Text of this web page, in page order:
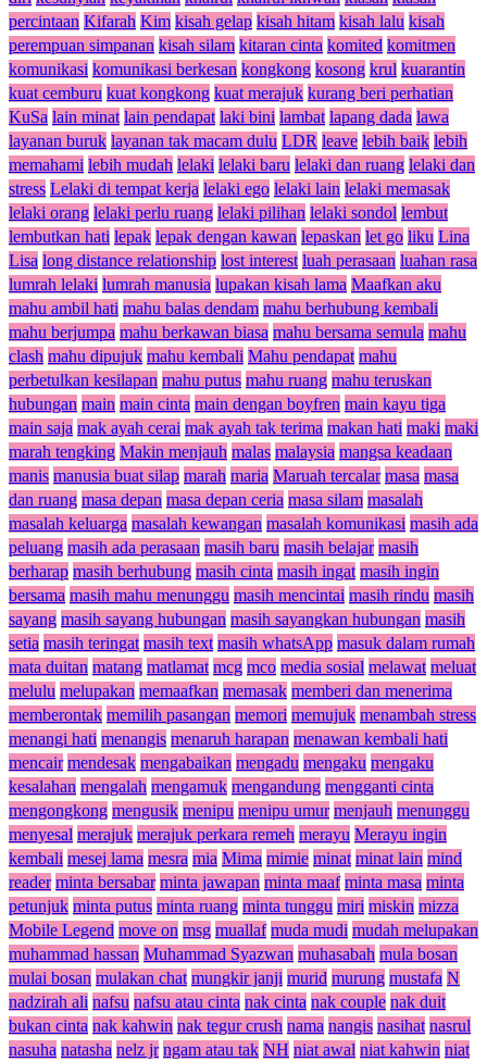
percintaan Kifarah Kim kisah gelap kisah hitam kisah lalu kisah
perempuan simpanan kisah silam kitaran cinta komited komitmen
komunikasi komunikasi berkesan kongkong kosong krul kuarantin
kuat cemburu kuat kongkong kuat merajuk kurang beri perhatian
KuSa lain minat lain pendapat laki bini lambat lapang dada lawa
layanan buruk layanan tak macam dulu LDR leave lebih baik lebih
memahami lebih mudah lelaki lelaki baru lelaki dan ruang lelaki dan
stress Lelaki di tempat kerja lelaki ego lelaki lain lelaki memasak
lelaki orang lelaki perlu ruang lelaki pilihan lelaki sondol lembut
lembutkan hati lepak lepak dengan kawan lepaskan let go liku Lina
Lisa long distance relationship lost interest luah perasaan luahan rasa
lumrah lelaki lumrah manusia lupakan kisah lama Maafkan aku
mahu ambil hati mahu balas dendam mahu berhubung kembali
mahu berjumpa mahu berkawan biasa mahu bersama semula mahu
clash mahu dipujuk mahu kembali Mahu pendapat mahu
perbetulkan kesilapan mahu putus mahu ruang mahu teruskan
hubungan main main cinta main dengan boyfren main kayu tiga
main saja mak ayah cerai mak ayah tak terima makan hati maki maki
marah tengking Makin menjauh malas malaysia mangsa keadaan
manis manusia buat silap marah maria Maruah tercalar masa masa
dan ruang masa depan masa depan ceria masa silam masalah
masalah keluarga masalah kewangan masalah komunikasi masih ada
peluang masih ada perasaan masih baru masih belajar masih
berharap masih berhubung masih cinta masih ingat masih ingin
bersama masih mahu menunggu masih mencintai masih rindu masih
sayang masih sayang hubungan masih sayangkan hubungan masih
setia masih teringat masih text masih whatsApp masuk dalam rumah
mata duitan matang matlamat mcg mco media sosial melawat meluat
melulu melupakan memaafkan memasak memberi dan menerima
memberontak memilih pasangan memori memujuk menambah stress
menangi hati menangis menaruh harapan menawan kembali hati
mencair mendesak mengabaikan mengadu mengaku mengaku
kesalahan mengalah mengamuk mengandung mengganti cinta
mengongkong mengusik menipu menipu umur menjauh menunggu
menyesal merajuk merajuk perkara remeh merayu Merayu ingin
kembali mesej lama mesra mia Mima mimie minat minat lain mind
reader minta bersabar minta jawapan minta maaf minta masa minta
petunjuk minta putus minta ruang minta tunggu miri miskin mizza
Mobile Legend move on msg muallaf muda mudi mudah melupakan
muhammad hassan Muhammad Syazwan muhasabah mula bosan
mulai bosan mulakan chat mungkir janji murid murung mustafa N
nadzirah ali nafsu nafsu atau cinta nak cinta nak couple nak duit
bukan cinta nak kahwin nak tegur crush nama nangis nasihat nasrul
nasuha natasha nelz jr ngam atau tak NH niat awal niat kahwin niat